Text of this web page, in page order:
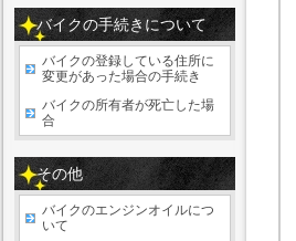
バイクの手続きについて
バイクの登録している住所に
変更があった場合の手続き
バイクの所有者が死亡した場
合
その他
バイクのエンジンオイルにつ
いて